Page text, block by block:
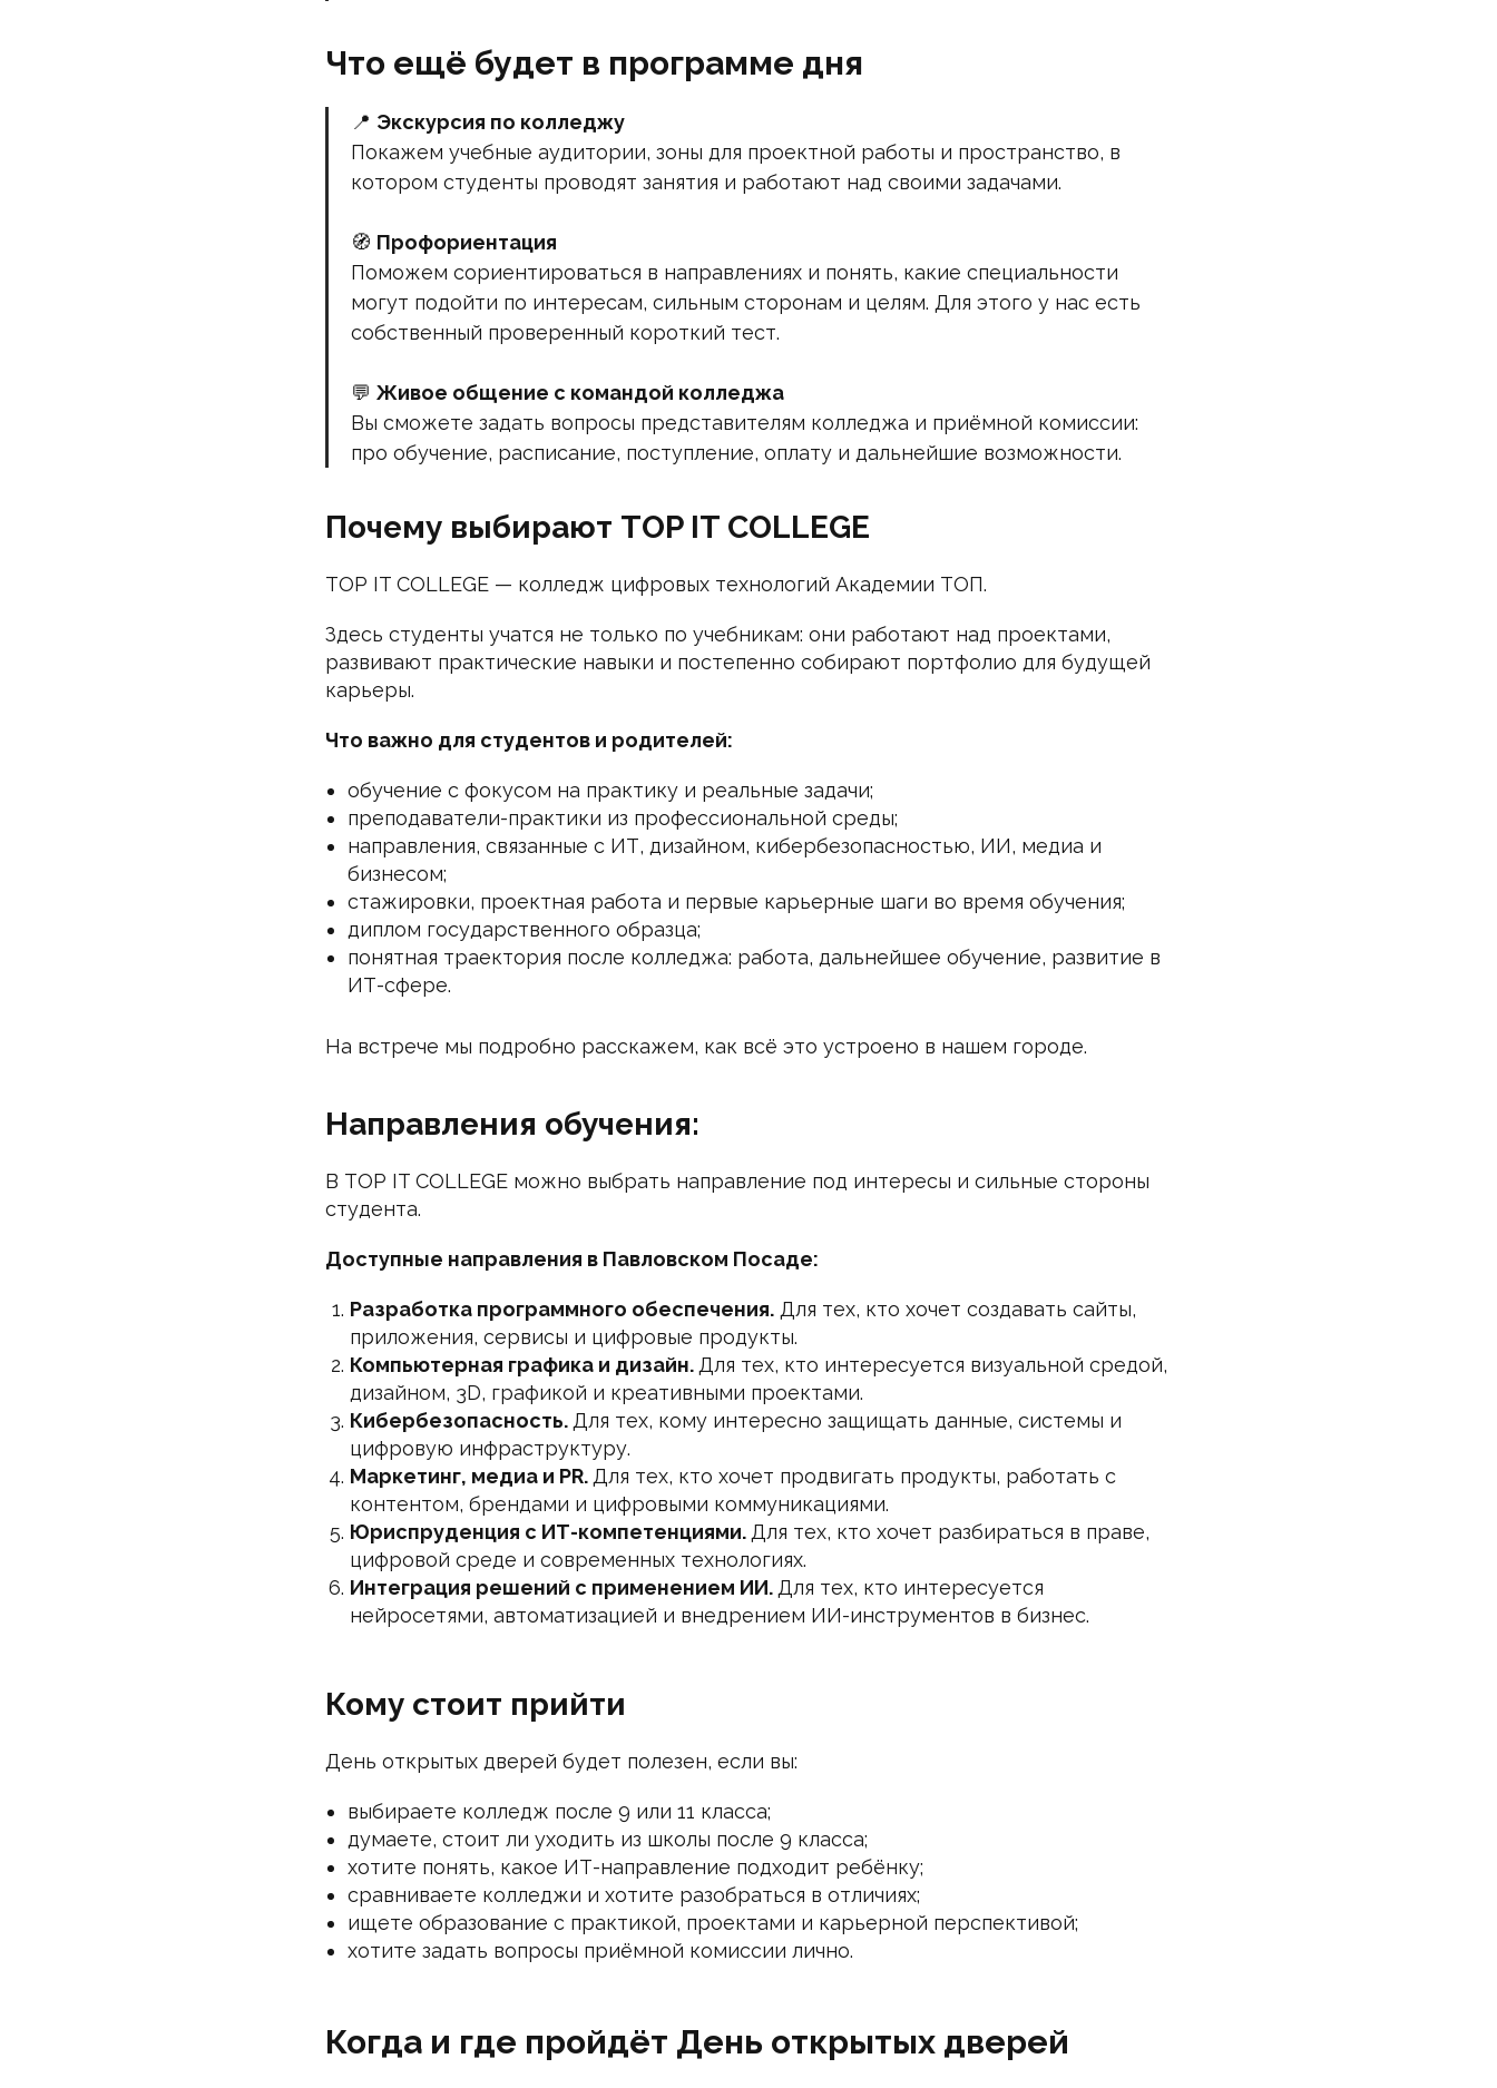
Что ещё будет в программе дня
📍 Экскурсия по колледжу
Покажем учебные аудитории, зоны для проектной работы и пространство, в
котором студенты проводят занятия и работают над своими задачами.
🧭 Профориентация
Поможем сориентироваться в направлениях и понять, какие специальности
могут подойти по интересам, сильным сторонам и целям. Для этого у нас есть
собственный проверенный короткий тест.
💬 Живое общение с командой колледжа
Вы сможете задать вопросы представителям колледжа и приёмной комиссии:
про обучение, расписание, поступление, оплату и дальнейшие возможности.
Почему выбирают TOP IT COLLEGE
TOP IT COLLEGE — колледж цифровых технологий Академии ТОП.
Здесь студенты учатся не только по учебникам: они работают над проектами,
развивают практические навыки и постепенно собирают портфолио для будущей
карьеры.
Что важно для студентов и родителей:
обучение с фокусом на практику и реальные задачи;
преподаватели-практики из профессиональной среды;
направления, связанные с ИТ, дизайном, кибербезопасностью, ИИ, медиа и
бизнесом;
стажировки, проектная работа и первые карьерные шаги во время обучения;
диплом государственного образца;
понятная траектория после колледжа: работа, дальнейшее обучение, развитие в
ИТ-сфере.
На встрече мы подробно расскажем, как всё это устроено в нашем городе.
Направления обучения:
В TOP IT COLLEGE можно выбрать направление под интересы и сильные стороны
студента.
Доступные направления в Павловском Посаде:
Разработка программного обеспечения. Для тех, кто хочет создавать сайты,
приложения, сервисы и цифровые продукты.
Компьютерная графика и дизайн. Для тех, кто интересуется визуальной средой,
дизайном, 3D, графикой и креативными проектами.
Кибербезопасность. Для тех, кому интересно защищать данные, системы и
цифровую инфраструктуру.
Маркетинг, медиа и PR. Для тех, кто хочет продвигать продукты, работать с
контентом, брендами и цифровыми коммуникациями.
Юриспруденция с ИТ-компетенциями. Для тех, кто хочет разбираться в праве,
цифровой среде и современных технологиях.
Интеграция решений с применением ИИ. Для тех, кто интересуется
нейросетями, автоматизацией и внедрением ИИ-инструментов в бизнес.
Кому стоит прийти
День открытых дверей будет полезен, если вы:
выбираете колледж после 9 или 11 класса;
думаете, стоит ли уходить из школы после 9 класса;
хотите понять, какое ИТ-направление подходит ребёнку;
сравниваете колледжи и хотите разобраться в отличиях;
ищете образование с практикой, проектами и карьерной перспективой;
хотите задать вопросы приёмной комиссии лично.
Когда и где пройдёт День открытых дверей